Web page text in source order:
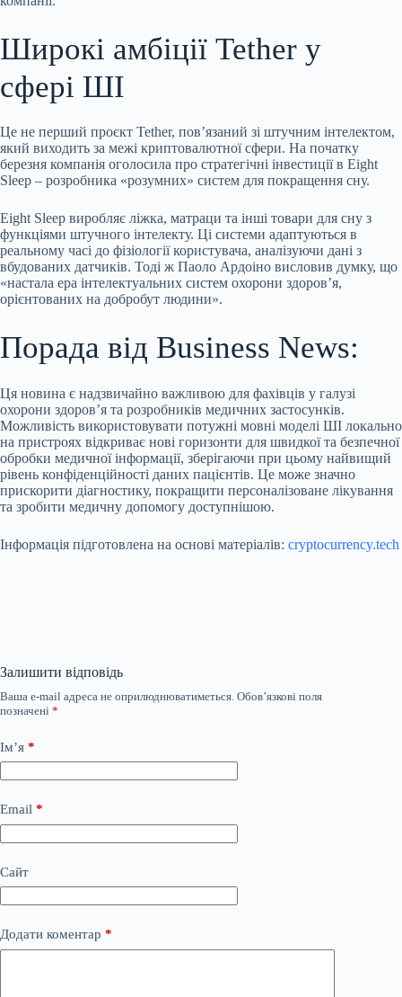
Широкі амбіції Tether у
сфері ШІ
Це не перший проєкт Tether, пов’язаний зі штучним інтелектом,
який виходить за межі криптовалютної сфери. На початку
березня компанія оголосила про стратегічні інвестиції в Eight
Sleep – розробника «розумних» систем для покращення сну.
Eight Sleep виробляє ліжка, матраци та інші товари для сну з
функціями штучного інтелекту. Ці системи адаптуються в
реальному часі до фізіології користувача, аналізуючи дані з
вбудованих датчиків. Тоді ж Паоло Ардоіно висловив думку, що
«настала ера інтелектуальних систем охорони здоров’я,
орієнтованих на добробут людини».
Порада від Business News:
Ця новина є надзвичайно важливою для фахівців у галузі
охорони здоров’я та розробників медичних застосунків.
Можливість використовувати потужні мовні моделі ШІ локально
на пристроях відкриває нові горизонти для швидкої та безпечної
обробки медичної інформації, зберігаючи при цьому найвищий
рівень конфіденційності даних пацієнтів. Це може значно
прискорити діагностику, покращити персоналізоване лікування
та зробити медичну допомогу доступнішою.
Інформація підготовлена на основі матеріалів: cryptocurrency.tech
Залишити відповідь
Ваша e-mail адреса не оприлюднюватиметься. Обов’язкові поля
позначені *
Ім’я *
Email *
Сайт
Додати коментар *